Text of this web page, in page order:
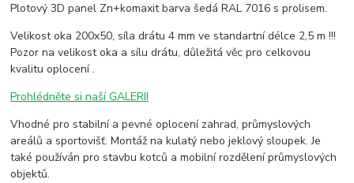
Plotový 3D panel Zn+komaxit barva šedá RAL 7016 s prolisem.
Velikost oka 200x50, síla drátu 4 mm ve standartní délce 2,5 m !!!
Pozor na velikost oka a sílu drátu, důležitá věc pro celkovou
kvalitu oplocení .
Prohlédněte si naší GALERII
Vhodné pro stabilní a pevné oplocení zahrad, průmyslových
areálů a sportovišť. Montáž na kulatý nebo jeklový sloupek. Je
také používán pro stavbu kotců a mobilní rozdělení průmyslových
objektů.